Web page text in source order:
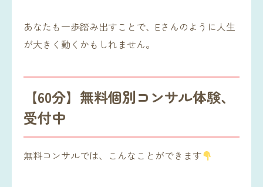
あなたも一歩踏み出すことで、Eさんのように人生
が大きく動くかもしれません。
【60分】無料個別コンサル体験、
受付中
無料コンサルでは、こんなことができます